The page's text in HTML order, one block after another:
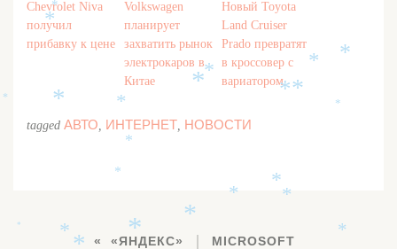
Chevrolet Niva
получил
прибавку к цене
Volkswagen
планирует
захватить рынок
электрокаров в
Китае
Новый Toyota
Land Cruiser
Prado превратят
в кроссовер с
вариатором
tagged АВТО, ИНТЕРНЕТ, НОВОСТИ
«ЯНДЕКС»
MICROSOFT
*
*
*
*
*
*
* *
* *
*
*
*
*
*
*
*
*
* *
*